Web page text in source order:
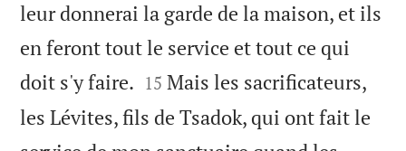
leur donnerai la garde de la maison, et ils
en feront tout le service et tout ce qui
doit s'y faire. 

15 Mais les sacrificateurs,
les Lévites, fils de Tsadok, qui ont fait le